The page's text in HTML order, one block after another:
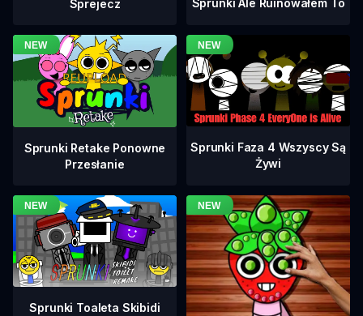
Sprejecz
Sprunki Retake Ponowne
Przesłanie
Sprunki Faza 4 Wszyscy Są
Żywi
Sprunki Toaleta Skibidi